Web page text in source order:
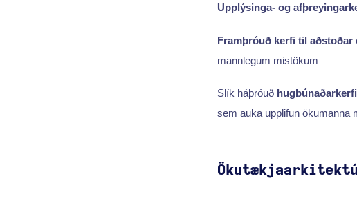
Upplýsinga- og
Framþróuð kerfi til aðstoðar
mannlegum mistökum
Slík háþróuð hugbúnaðarkerfi
sem auka upplifun